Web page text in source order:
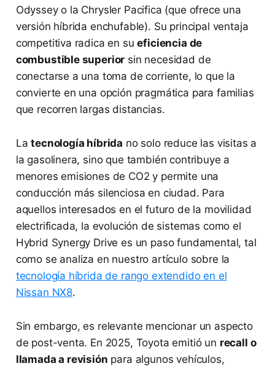
Odyssey o la Chrysler Pacifica (que ofrece una
versión híbrida enchufable). Su principal ventaja
competitiva radica en sueficiencia de
combustible superior sin necesidad de
conectarse a una toma de corriente, lo que la
convierte en una opción pragmática para familias
que recorren largas distancias.
Latecnología híbrida no solo reduce las visitas a
la gasolinera, sino que también contribuye a
menores emisiones de CO2 y permite una
conducción más silenciosa en ciudad. Para
aquellos interesados en el futuro de la movilidad
electrificada, la evolución de sistemas como el
Hybrid Synergy Drive es un paso fundamental, tal
como se analiza en nuestro artículo sobre la
tecnología híbrida de rango extendido en el
Nissan NX8.
Sin embargo, es relevante mencionar un aspecto
de post-venta. En 2025, Toyota emitió un recall o
llamada a revisión para algunos vehículos,